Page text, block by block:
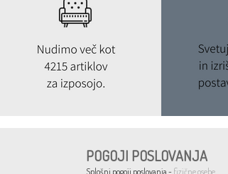
POGOJI POSLOVANJA
Splošni pogoji poslovanja - fizične osebe